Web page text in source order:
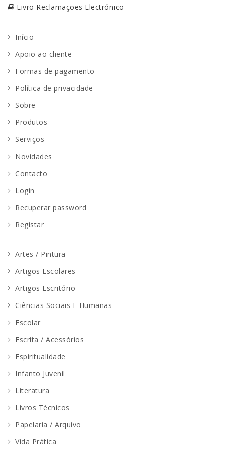
Livro Reclamações Electrónico
Início
Apoio ao cliente
Formas de pagamento
Política de privacidade
Sobre
Produtos
Serviços
Novidades
Contacto
Login
Recuperar password
Registar
Artes / Pintura
Artigos Escolares
Artigos Escritório
Ciências Sociais E Humanas
Escolar
Escrita / Acessórios
Espiritualidade
Infanto Juvenil
Literatura
Livros Técnicos
Papelaria / Arquivo
Vida Prática